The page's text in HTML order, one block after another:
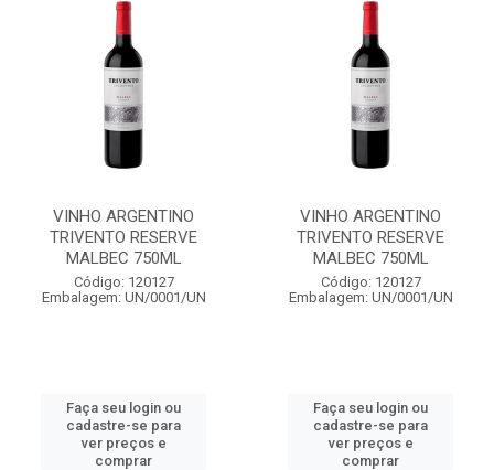
VINHO ARGENTINO
TRIVENTO RESERVE
MALBEC 750ML
Código: 120127
Embalagem: UN/0001/UN
Faça seu login ou
cadastre-se para
ver preços e
comprar
VINHO ARGENTINO
TRIVENTO RESERVE
MALBEC 750ML
Código: 120127
Embalagem: UN/0001/UN
Faça seu login ou
cadastre-se para
ver preços e
comprar